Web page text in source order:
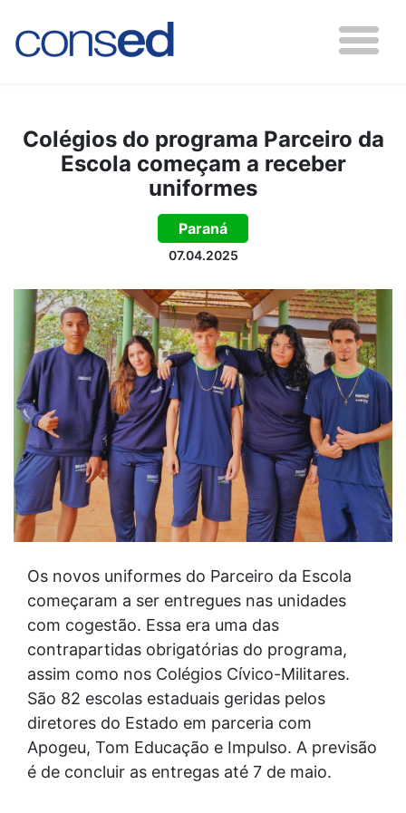
Colégios do programa Parceiro da
Escola começam a receber
uniformes
Paraná
07.04.2025
Os novos uniformes do Parceiro da Escola
começaram a ser entregues nas unidades
com cogestão. Essa era uma das
contrapartidas obrigatórias do programa,
assim como nos Colégios Cívico-Militares.
São 82 escolas estaduais geridas pelos
diretores do Estado em parceria com
Apogeu, Tom Educação e Impulso. A previsão
é de concluir as entregas até 7 de maio.